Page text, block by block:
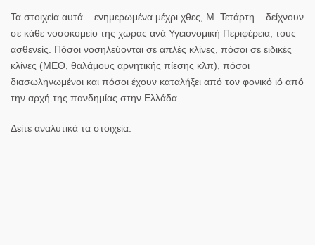
Τα στοιχεία αυτά – ενημερωμένα μέχρι χθες, Μ. Τετάρτη – δείχνουν
σε κάθε νοσοκομείο της χώρας ανά Υγειονομική Περιφέρεια, τους
ασθενείς. Πόσοι νοσηλεύονται σε απλές κλίνες, πόσοι σε ειδικές
κλίνες (ΜΕΘ, θαλάμους αρνητικής πίεσης κλπ), πόσοι
διασωληνωμένοι και πόσοι έχουν καταλήξει από τον φονικό ιό από
την αρχή της πανδημίας στην Ελλάδα.
Δείτε αναλυτικά τα στοιχεία: